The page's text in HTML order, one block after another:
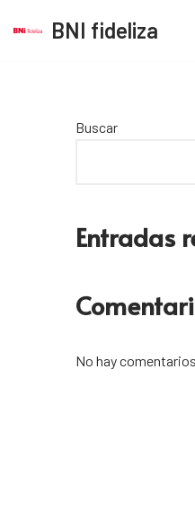
BNI fideliza
Buscar
Entradas
No hay